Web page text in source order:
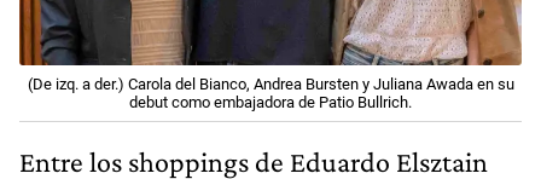
(De izq. a der.) Carola del Bianco, Andrea Bursten y Juliana Awada en su
debut como embajadora de Patio Bullrich.
Entre los shoppings de Eduardo Elsztain